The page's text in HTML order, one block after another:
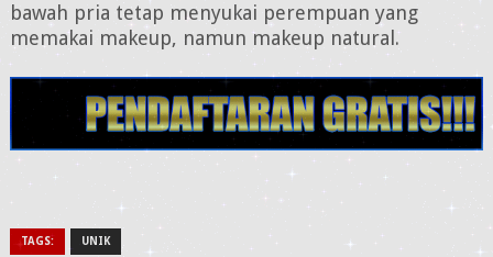
bawah pria tetap menyukai perempuan yang
memakai makeup, namun makeup natural.
TAGS: UNIK